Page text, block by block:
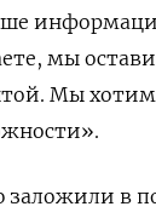
мы
Мы хотим
заложили в